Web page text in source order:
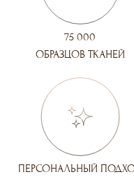
75 000
ОБРАЗЦОВ ТКАНЕЙ
ПЕРСОНАЛЬНЫЙ